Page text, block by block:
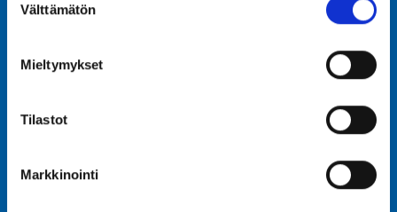
valinta
Välttämätön
Mieltymykset
Tilastot
Markkinointi